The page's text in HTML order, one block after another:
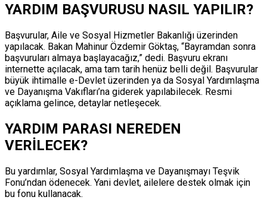
YARDIM BAŞVURUSU NASIL YAPILIR?
Başvurular, Aile ve Sosyal Hizmetler Bakanlığı üzerinden
yapılacak. Bakan Mahinur Özdemir Göktaş, “Bayramdan sonra
başvuruları almaya başlayacağız,” dedi. Başvuru ekranı
internette açılacak, ama tam tarih henüz belli değil. Başvurular
büyük ihtimalle e-Devlet üzerinden ya da Sosyal Yardımlaşma
ve Dayanışma Vakıfları’na giderek yapılabilecek. Resmi
açıklama gelince, detaylar netleşecek.
YARDIM PARASI NEREDEN
VERİLECEK?
Bu yardımlar, Sosyal Yardımlaşma ve Dayanışmayı Teşvik
Fonu’ndan ödenecek. Yani devlet, ailelere destek olmak için
bu fonu kullanacak.